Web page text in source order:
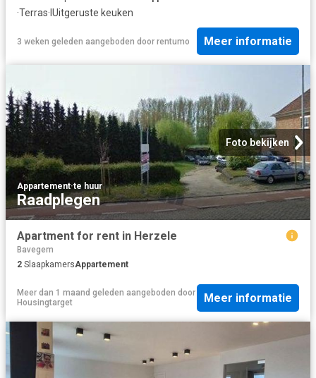
·Terras· IUitgeruste keuken
3 weken geleden aangeboden door rentumo Meer informatie
Foto bekijken
Appartement·te huur
Raadplegen
Apartment for rent in Herzele
Bavegem
2 SlaapkamersAppartement
Meer dan 1 maand geleden aangeboden door
Housingtarget
Meer informatie